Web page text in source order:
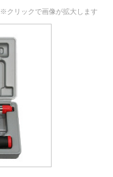
※クリックで画像が拡大します